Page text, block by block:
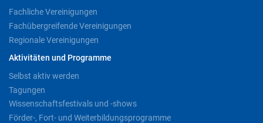
Fachliche Vereinigungen
Fachübergreifende Vereinigungen
Regionale Vereinigungen
Aktivitäten und Programme
Selbst aktiv werden
Tagungen
Wissenschaftsfestivals und -shows
Förder-, Fort- und Weiterbildungsprogramme